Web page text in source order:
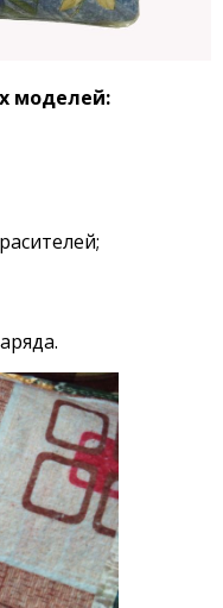
моделей: